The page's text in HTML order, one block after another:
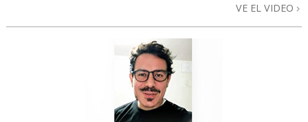
VE EL VIDEO